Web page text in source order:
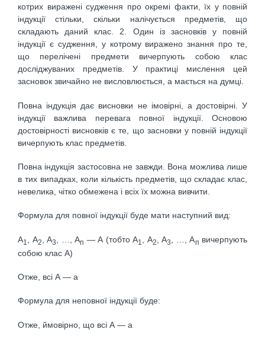
котрих виражені судження про окремі факти, їх у повній
індукції стільки, скільки налічується предметів, що
складають даний клас. 2. Один із засновків у повній
індукції є судження, у котрому виражено знання про те,
що перелічені предмети вичерпують собою клас
досліджуваних предметів. У практиці мислення цей
засновок звичайно не висловлюється, а мається на думці.
Повна індукція дає висновки не імовірні, а достовірні. У
індукції важлива перевага повної індукції. Основою
достовірності висновків є те, що засновки у повній індукції
вичерпують клас предметів.
Повна індукція застосовна не завжди. Вона можлива лише
в тих випадках, коли кількість предметів, що складає клас,
невелика, чітко обмежена і всіх їх можна вивчити.
Формула для повної індукції буде мати наступний вид:
А1 , А2 , А3 , …, Ап — А (тобто А1 , А2 , А3 , …, Ап вичерпують
собою клас А)
Отже, всі А — а
Формула для неповної індукції буде:
Отже, ймовірно, що всі А — а